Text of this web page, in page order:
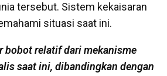
tersebut. Sistem kekaisaran
situasi saat ini.
bobot relatif dari mekanisme
saat ini, dibandingkan dengan